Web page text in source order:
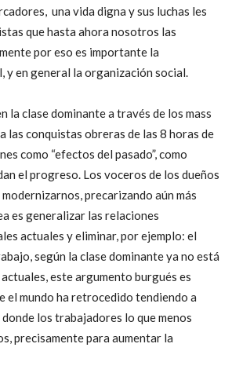
una vida digna y sus luchas les
que hasta ahora nosotros las
por eso es importante la
y en general la organización social.
la clase dominante a través de los mass
las conquistas obreras de las 8 horas de
como “efectos del pasado”, como
el progreso. Los voceros de los dueños
precarizando aún más
es generalizar las relaciones
actuales y eliminar, por ejemplo: el
según la clase dominante ya no está
este argumento burgués es
el mundo ha retrocedido tendiendo a
los trabajadores lo que menos
precisamente para aumentar la